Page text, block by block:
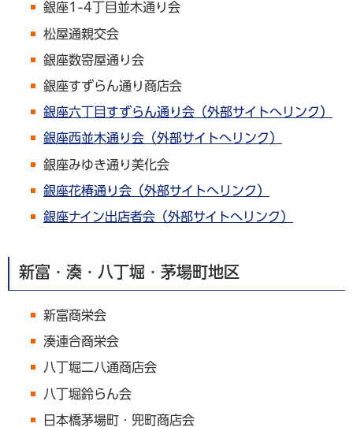
銀座1-4丁目並木通り会
松屋通親交会
銀座数寄屋通り会
銀座すずらん通り商店会
銀座六丁目すずらん通り会（外部サイトへリンク）
銀座西並木通り会（外部サイトへリンク）
銀座みゆき通り美化会
銀座花椿通り会（外部サイトへリンク）
銀座ナイン出店者会（外部サイトへリンク）
新富・湊・八丁堀・茅場町地区
新富商栄会
湊連合商栄会
八丁堀二八通商店会
八丁堀鈴らん会
日本橋茅場町・兜町商店会